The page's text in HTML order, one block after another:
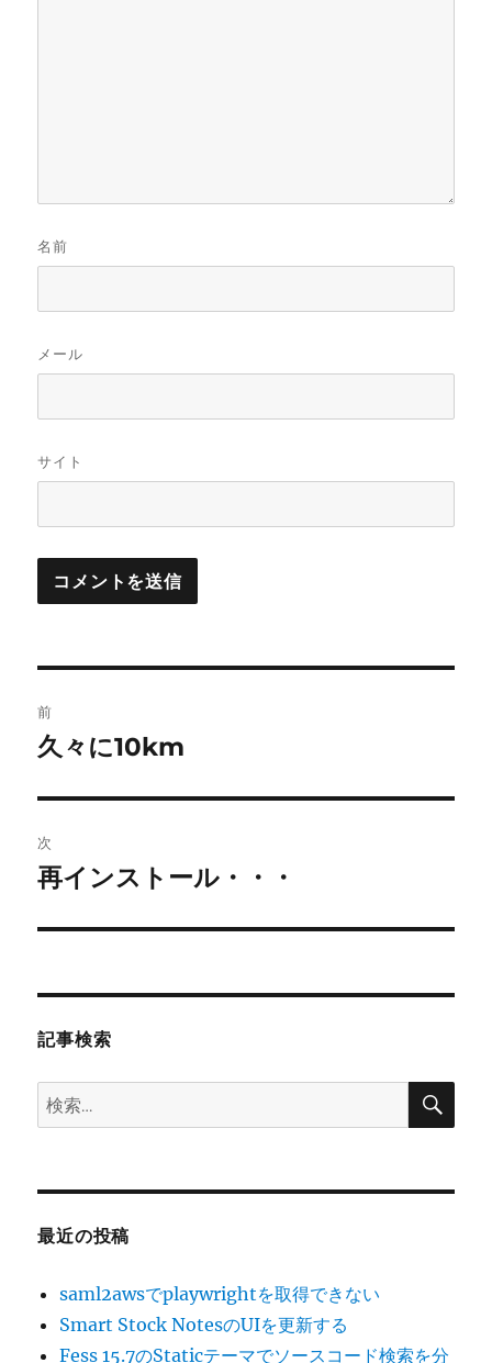
名前
メール
サイト
稿
ビ
ゲ
ー
前
前
投
稿:
久々に10km
次
次
投
再インストール・・・
記事検索
検
索:
検
最近の投稿
saml2awsでplaywrightを取得できない
Smart Stock NotesのUIを更新する
Fess 15.7のStaticテーマでソースコード検索を分